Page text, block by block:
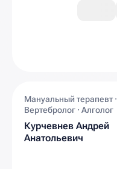
Мануальный терапевт ·
Вертебролог · Алголог
Курчевнев Андрей
Анатольевич